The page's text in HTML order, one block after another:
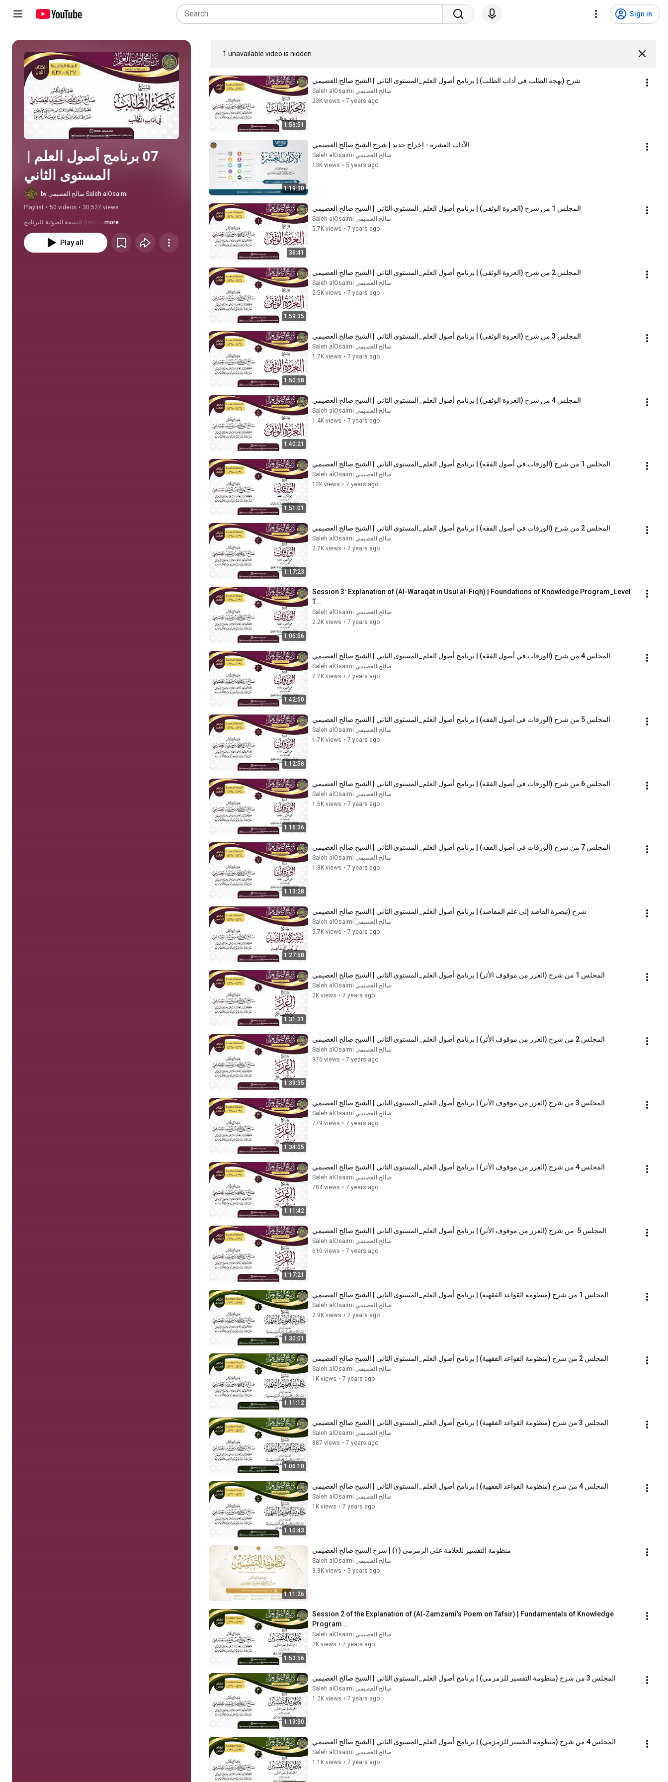
Sign in
1 unavailable video is hidden
Play all
المستوى الثاني
by صالح العصيمي Saleh alOsaimi
Playlist • 50 videos • 30,527 views
النسخة الصوتية للبرنامج (mp3) ...more
Play all
1:53:51
شرح (بهجة الطلب في آداب الطلب) | برنامج أصول العلم_المستوى الثاني | الشيخ صالح العصيمي
صالح العصيمي Saleh alOsaimi
23K views • 7 years ago
1:19:30
الآداب العشرة - إخراج جديد | شرح الشيخ صالح العصيمي
صالح العصيمي Saleh alOsaimi
13K views • 5 years ago
36:41
المجلس 1 من شرح (العروة الوثقى) | برنامج أصول العلم_المستوى الثاني | الشيخ صالح العصيمي
صالح العصيمي Saleh alOsaimi
5.7K views • 7 years ago
1:59:35
المجلس 2 من شرح (العروة الوثقى) | برنامج أصول العلم_المستوى الثاني | الشيخ صالح العصيمي
صالح العصيمي Saleh alOsaimi
2.5K views • 7 years ago
1:50:58
المجلس 3 من شرح (العروة الوثقى) | برنامج أصول العلم_المستوى الثاني | الشيخ صالح العصيمي
صالح العصيمي Saleh alOsaimi
1.7K views • 7 years ago
1:40:21
المجلس 4 من شرح (العروة الوثقى) | برنامج أصول العلم_المستوى الثاني | الشيخ صالح العصيمي
صالح العصيمي Saleh alOsaimi
1.4K views • 7 years ago
1:51:01
المجلس 1 من شرح (الورقات في أصول الفقه) | برنامج أصول العلم_المستوى الثاني | الشيخ صالح العصيمي
صالح العصيمي Saleh alOsaimi
12K views • 7 years ago
1:17:23
المجلس 2 من شرح (الورقات في أصول الفقه) | برنامج أصول العلم_المستوى الثاني | الشيخ صالح العصيمي
صالح العصيمي Saleh alOsaimi
2.7K views • 7 years ago
1:06:56
Session 3: Explanation of (Al-Waraqat in Usul al-Fiqh) | Foundations of Knowledge Program_Level
T...
صالح العصيمي Saleh alOsaimi
2.2K views • 7 years ago
1:42:50
المجلس 4 من شرح (الورقات في أصول الفقه) | برنامج أصول العلم_المستوى الثاني | الشيخ صالح العصيمي
صالح العصيمي Saleh alOsaimi
2.2K views • 7 years ago
1:12:58
المجلس 5 من شرح (الورقات في أصول الفقه) | برنامج أصول العلم_المستوى الثاني | الشيخ صالح العصيمي
صالح العصيمي Saleh alOsaimi
1.7K views • 7 years ago
1:16:36
المجلس 6 من شرح (الورقات في أصول الفقه) | برنامج أصول العلم_المستوى الثاني | الشيخ صالح العصيمي
صالح العصيمي Saleh alOsaimi
1.6K views • 7 years ago
1:13:28
المجلس 7 من شرح (الورقات في أصول الفقه) | برنامج أصول العلم_المستوى الثاني | الشيخ صالح العصيمي
صالح العصيمي Saleh alOsaimi
1.8K views • 7 years ago
1:27:58
شرح (تبصرة القاصد إلى علم المقاصد) | برنامج أصول العلم_المستوى الثاني | الشيخ صالح العصيمي
صالح العصيمي Saleh alOsaimi
5.7K views • 7 years ago
1:31:31
المجلس 1 من شرح (الغرر من موقوف الأثر) | برنامج أصول العلم_المستوى الثاني | الشيخ صالح العصيمي
صالح العصيمي Saleh alOsaimi
2K views • 7 years ago
1:39:35
المجلس 2 من شرح (الغرر من موقوف الأثر) | برنامج أصول العلم_المستوى الثاني | الشيخ صالح العصيمي
صالح العصيمي Saleh alOsaimi
976 views • 7 years ago
1:34:05
المجلس 3 من شرح (الغرر من موقوف الأثر) | برنامج أصول العلم_المستوى الثاني | الشيخ صالح العصيمي
صالح العصيمي Saleh alOsaimi
779 views • 7 years ago
1:11:42
المجلس 4 من شرح (الغرر من موقوف الأثر) | برنامج أصول العلم_المستوى الثاني | الشيخ صالح العصيمي
صالح العصيمي Saleh alOsaimi
784 views • 7 years ago
1:17:21
المجلس 5  من شرح (الغرر من موقوف الأثر) | برنامج أصول العلم_المستوى الثاني | الشيخ صالح العصيمي
صالح العصيمي Saleh alOsaimi
610 views • 7 years ago
1:30:01
المجلس 1 من شرح (منظومة القواعد الفقهية) | برنامج أصول العلم_المستوى الثاني | الشيخ صالح العصيمي
صالح العصيمي Saleh alOsaimi
2.9K views • 7 years ago
1:11:12
المجلس 2 من شرح (منظومة القواعد الفقهية) | برنامج أصول العلم_المستوى الثاني | الشيخ صالح العصيمي
صالح العصيمي Saleh alOsaimi
1K views • 7 years ago
1:06:10
المجلس 3 من شرح (منظومة القواعد الفقهية) | برنامج أصول العلم_المستوى الثاني | الشيخ صالح العصيمي
صالح العصيمي Saleh alOsaimi
887 views • 7 years ago
1:10:43
المجلس 4 من شرح (منظومة القواعد الفقهية) | برنامج أصول العلم_المستوى الثاني | الشيخ صالح العصيمي
صالح العصيمي Saleh alOsaimi
1K views • 7 years ago
1:11:26
منظومة التفسير للعلامة علي الزمزمي (١) | شرح الشيخ صالح العصيمي
صالح العصيمي Saleh alOsaimi
3.3K views • 5 years ago
1:53:56
Session 2 of the Explanation of (Al-Zamzami’s Poem on Tafsir) | Fundamentals of Knowledge
Program...
صالح العصيمي Saleh alOsaimi
2K views • 7 years ago
1:19:30
المجلس 3 من شرح (منظومة التفسير للزمزمي) | برنامج أصول العلم_المستوى الثاني | الشيخ صالح العصيمي
صالح العصيمي Saleh alOsaimi
1.2K views • 7 years ago
المجلس 4 من شرح (منظومة التفسير للزمزمي) | برنامج أصول العلم_المستوى الثاني | الشيخ صالح العصيمي
صالح العصيمي Saleh alOsaimi
1.1K views • 7 years ago